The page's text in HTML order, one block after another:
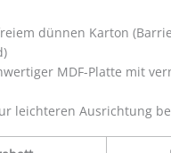
dünnen Karton
MDF-Platte mit
leichteren Ausrichtung